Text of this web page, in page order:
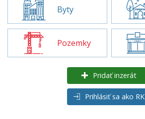
Byty
Pozemky
Pridať inzerát
Prihlásiť sa ako RK